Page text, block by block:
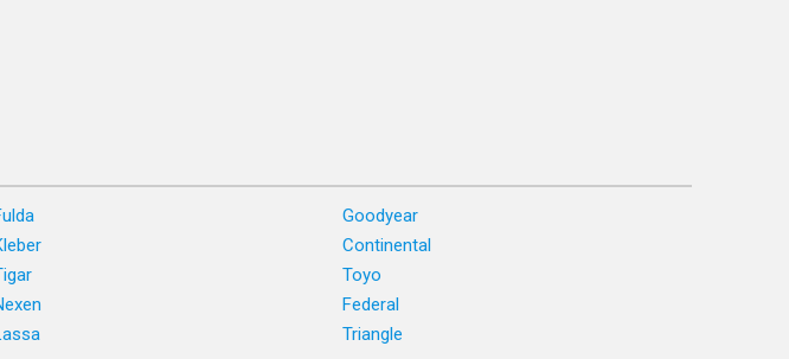
Goodyear
Continental
Toyo
Federal
Triangle